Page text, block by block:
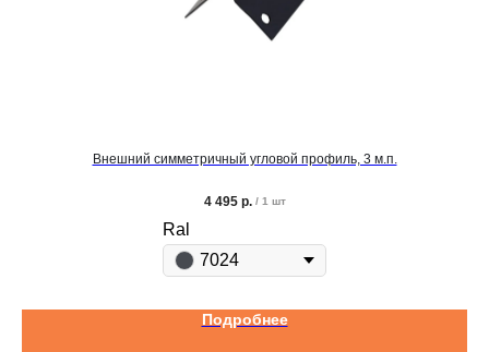
Внешний симметричный угловой профиль, 3 м.п.
4 495 р. / 1 шт
Ral
7024
Подробнее